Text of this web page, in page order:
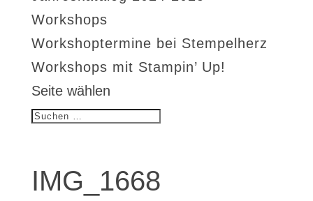
Workshops
Workshoptermine bei Stempelherz
Workshops mit Stampin’ Up!
Seite wählen
IMG_1668